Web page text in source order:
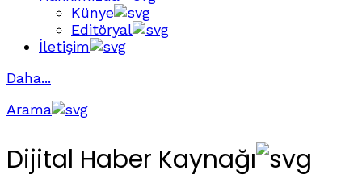
Künye
Editöryal
İletişim
Daha...
Arama
Dijital Haber Kaynağı